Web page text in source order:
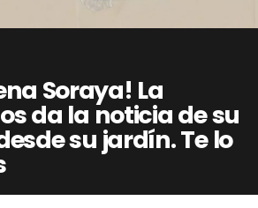
Soraya! La
da la noticia de su
su jardín. Te lo